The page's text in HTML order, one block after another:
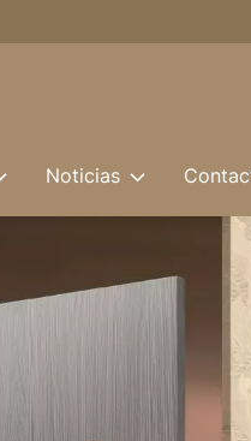
Noticias